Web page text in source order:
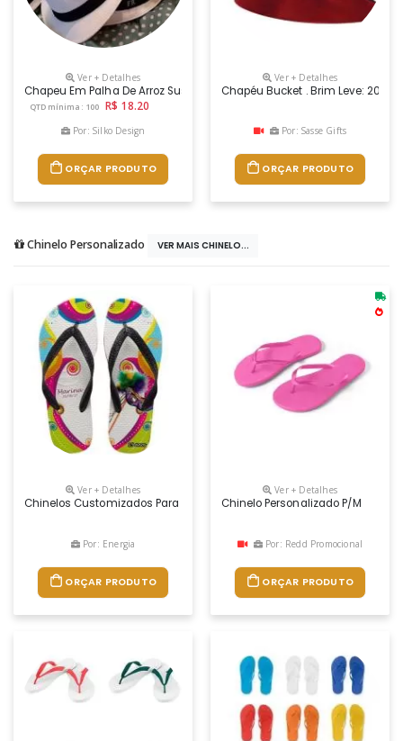
Ver + Detalhes
Chapeu Em Palha De Arroz Sustentavel Com Faixa
QTD mínima: 100 R$ 18.20
Por: Silko Design
ORÇAR PRODUTO
Ver + Detalhes
Chapéu Bucket . Brim Leve: 202
Por: Sasse Gifts
ORÇAR PRODUTO
Chinelo Personalizado VER MAIS CHINELO...
Ver + Detalhes
Chinelos Customizados Para Brindes Personalizados. Da Linha
Por: Energia
ORÇAR PRODUTO
Ver + Detalhes
Chinelo Personalizado P/m
Por: Redd Promocional
ORÇAR PRODUTO